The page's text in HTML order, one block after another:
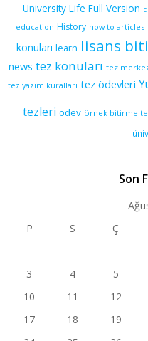
University Life Full Version
education History how to articles
konuları learn lisans
news tez konuları tez
tez yazım kuralları tez ödevleri
tezleri ödev örnek bitirme
Son
P
S Ç
3
4 5
10
11 12
17
18 19